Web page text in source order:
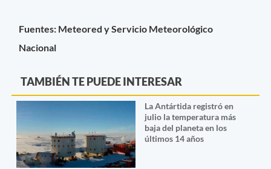
Fuentes: Meteored y Servicio Meteorológico
Nacional
TAMBIÉN TE PUEDE INTERESAR
La Antártida registró en
julio la temperatura más
baja del planeta en los
últimos 14 años